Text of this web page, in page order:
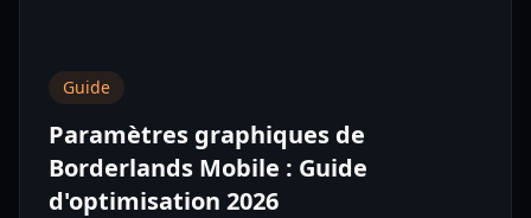
Guide
Paramètres graphiques de
Borderlands Mobile : Guide
d'optimisation 2026